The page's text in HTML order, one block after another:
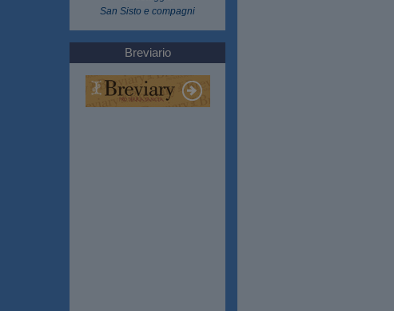
San Sisto e compagni
Breviario